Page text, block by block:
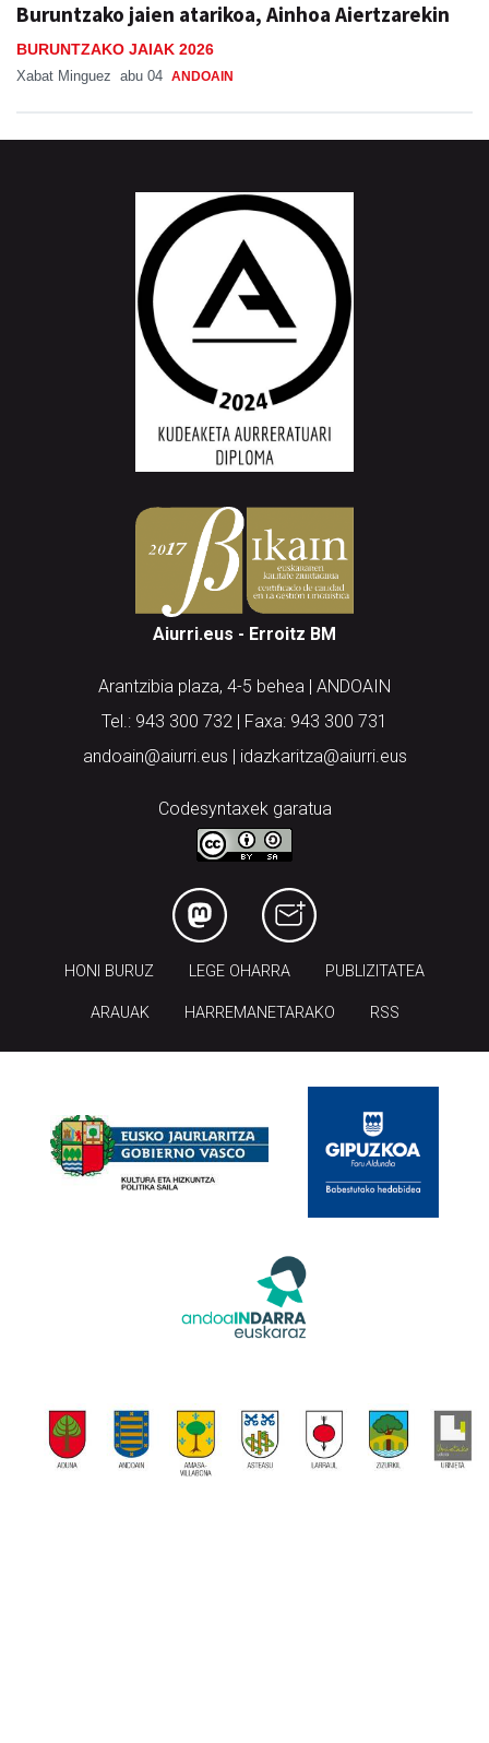
Buruntzako jaien atarikoa, Ainhoa Aiertzarekin
BURUNTZAKO JAIAK 2026
Xabat Minguez abu 04 ANDOAIN
Aiurri.eus - Erroitz BM
Arantzibia plaza, 4-5 behea | ANDOAIN
Tel.: 943 300 732 | Faxa: 943 300 731
andoain@aiurri.eus | idazkaritza@aiurri.eus
Codesyntaxek garatua
HONI BURUZ LEGE OHARRA PUBLIZITATEA
ARAUAK HARREMANETARAKO RSS